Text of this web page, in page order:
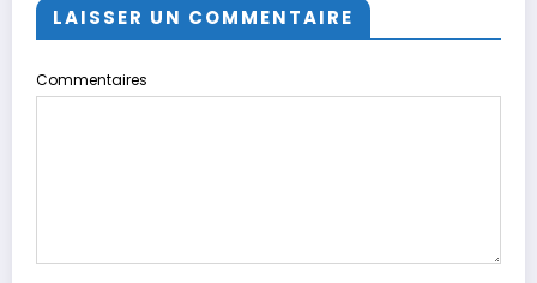
LAISSER UN COMMENTAIRE
Commentaires